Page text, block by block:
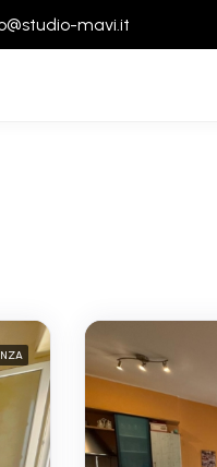
mavi.it